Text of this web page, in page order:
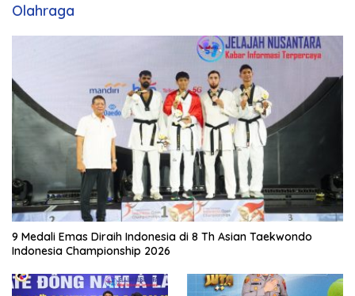
Olahraga
9 Medali Emas Diraih Indonesia di 8 Th Asian Taekwondo
Indonesia Championship 2026